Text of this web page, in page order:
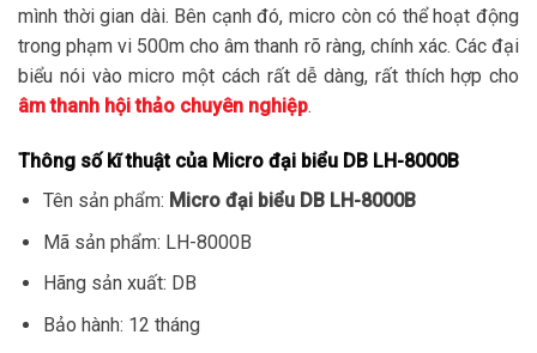
mình thời gian dài. Bên cạnh đó, micro còn có thể hoạt động
trong phạm vi 500m cho âm thanh rõ ràng, chính xác. Các đại
biểu nói vào micro một cách rất dễ dàng, rất thích hợp cho
âm thanh hội thảo chuyên nghiệp.
Thông số kĩ thuật của Micro đại biểu DB LH-8000B
Tên sản phẩm: Micro đại biểu DB LH-8000B
Mã sản phẩm: LH-8000B
Hãng sản xuất: DB
Bảo hành: 12 tháng